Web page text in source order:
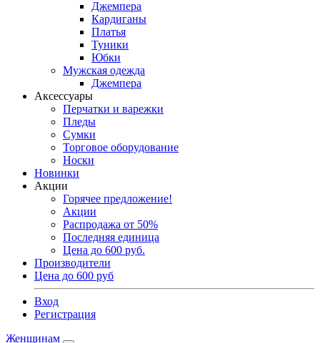
Джемпера
Кардиганы
Платья
Туники
Юбки
Мужская одежда
Джемпера
Аксессуары
Перчатки и варежки
Пледы
Сумки
Торговое оборудование
Носки
Новинки
Акции
Горячее предложение!
Акции
Распродажа от 50%
Последняя единица
Цена до 600 руб.
Производители
Цена до 600 руб
Вход
Регистрация
Женщинам